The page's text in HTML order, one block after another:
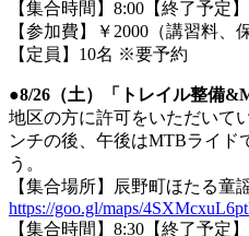
【集合時間】8:00【終了予定
【参加費】￥2000（講習料、
【定員】10名 ※要予約
●8/26（土）「トレイル整備
地区の方に許可をいただいて
ンチの後、午後はMTBライド
う。
【集合場所】辰野町ほたる童
https://goo.gl/maps/
【集合時間】8:30【終了予定